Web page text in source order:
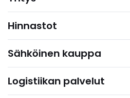
Hinnastot
Sähköinen kauppa
Logistiikan palvelut